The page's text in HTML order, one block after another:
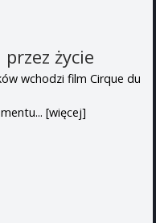
życie
wchodzi film Cirque du
[więcej]